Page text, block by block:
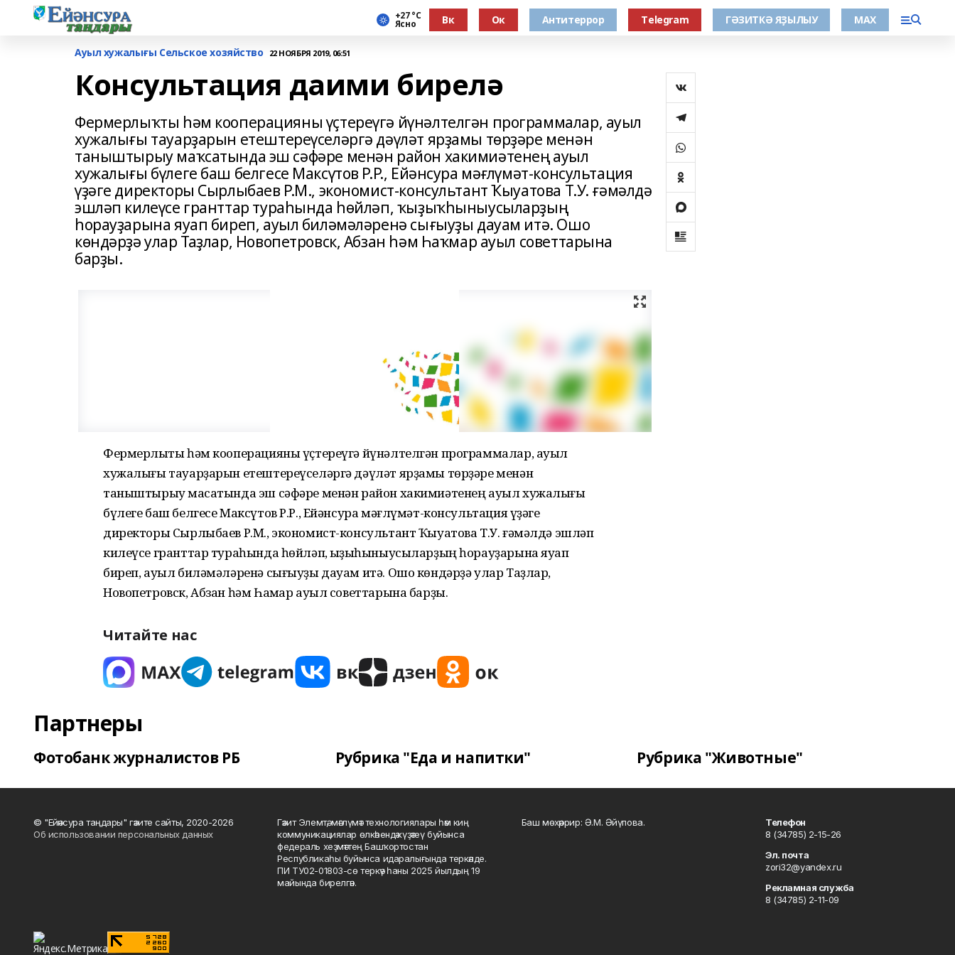
+27 °С
Ясно Вк Ок Антитеррор Тelegram ГӘЗИТКӘ ЯҘЫЛЫУ МАХ
Ауыл хужалығы Сельское хозяйство 22 НОЯБРЯ 2019, 06:51
Консультация даими бирелә
Фермерлыҡты һәм кооперацияны үҫтереүгә йүнәлтелгән программалар, ауыл
хужалығы тауарҙарын етештереүселәргә дәүләт ярҙамы төрҙәре менән
таныштырыу маҡсатында эш сәфәре менән район хакимиәтенең ауыл
хужалығы бүлеге баш белгесе Максүтов Р.Р., Ейәнсура мәғлүмәт-консультация
үҙәге директоры Сырлыбаев Р.М., экономист-консультант Ҡыуатова Т.У. ғәмәлдә
эшләп килеүсе гранттар тураһында һөйләп, ҡыҙыҡһыныусыларҙың
һорауҙарына яуап биреп, ауыл биләмәләренә сығыуҙы дауам итә. Ошо
көндәрҙә улар Таҙлар, Новопетровск, Абзан һәм Һаҡмар ауыл советтарына
барҙы.
Фермерлыҡты һәм кооперацияны үҫтереүгә йүнәлтелгән программалар, ауыл
хужалығы тауарҙарын етештереүселәргә дәүләт ярҙамы төрҙәре менән
таныштырыу маҡсатында эш сәфәре менән район хакимиәтенең ауыл хужалығы
бүлеге баш белгесе Максүтов Р.Р., Ейәнсура мәғлүмәт-консультация үҙәге
директоры Сырлыбаев Р.М., экономист-консультант Ҡыуатова Т.У. ғәмәлдә эшләп
килеүсе гранттар тураһында һөйләп, ҡыҙыҡһыныусыларҙың һорауҙарына яуап
биреп, ауыл биләмәләренә сығыуҙы дауам итә. Ошо көндәрҙә улар Таҙлар,
Новопетровск, Абзан һәм Һаҡмар ауыл советтарына барҙы.
Читайте нас
Партнеры
Фотобанк журналистов РБ Рубрика "Еда и напитки" Рубрика "Животные"
© "Ейәнсура таңдары" гәзите сайты, 2020-2026
Об использовании персональных данных
Гәзит Элемтә, мәғлүмәт технологиялары һәм киң
коммуникациялар өлкәһендә күҙәтеү буйынса
федераль хеҙмәттең Башҡортостан
Республикаһы буйынса идаралығында теркәлде.
ПИ ТУ02-01803-сө теркәү һаны 2025 йылдың 19
майында бирелгән.
Баш мөхәррир: Ә.М. Әйүпова.
Телефон
8 (34785) 2-15-26
Эл. почта
zori32@yandex.ru
Рекламная служба
8 (34785) 2-11-09